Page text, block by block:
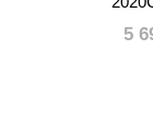
5